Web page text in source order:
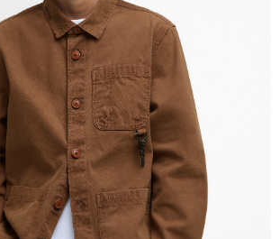
netprotections.freshdesk.com/support/home
份有限公司提供之「AFTEE先享後付」服務完成之交
範圍內提供個人資料，並將交易相關給付款項請求債
有限公司。
事宜，請瀏覽以下網址：
事先徵得法定代理人或監護人之同意方可使用
若未經同意申辦者引起之損失，本公司不負相關責
後付」時，將依據個別帳號之用戶狀況，依本公司即
額度；若仍有額度不足之情形，本公司將視審查結果
帳號或使用他人資訊註冊。若發現惡意使用之情形，